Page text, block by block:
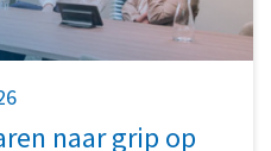
naar grip op